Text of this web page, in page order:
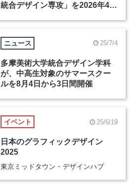
統合デザイン専攻」を2026年4月
ニュース 25/7/4
多摩美術大学統合デザイン学科
が、中高生対象のサマースクー
ルを8月4日から3日間開催
イベント 25/6/19
日本のグラフィックデザイン
2025
東京ミッドタウン・デザインハブ